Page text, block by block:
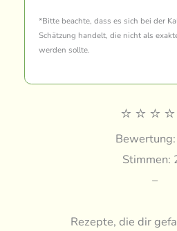
*Bitte beachte, dass es sich bei der
Schätzung handelt, die nicht als
werden sollte.
⭐ ⭐ ⭐ ⭐
Stimmen:
–
Rezepte, die dir